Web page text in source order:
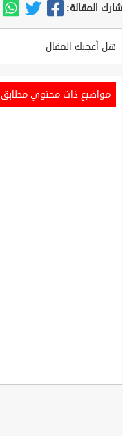
شارك المقالة:
هل أعجبك المقال
مواضيع ذات محتوي مطابق